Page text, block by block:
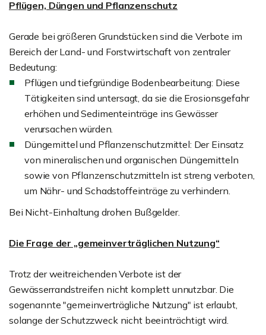
Pflügen, Düngen und Pflanzenschutz
Gerade bei größeren Grundstücken sind die Verbote im
Bereich der Land- und Forstwirtschaft von zentraler
Bedeutung:
Pflügen und tiefgründige Bodenbearbeitung: Diese
Tätigkeiten sind untersagt, da sie die Erosionsgefahr
erhöhen und Sedimenteinträge ins Gewässer
verursachen würden.
Düngemittel und Pflanzenschutzmittel: Der Einsatz
von mineralischen und organischen Düngemitteln
sowie von Pflanzenschutzmitteln ist streng verboten,
um Nähr- und Schadstoffeinträge zu verhindern.
Bei Nicht-Einhaltung drohen Bußgelder.
Die Frage der „gemeinverträglichen Nutzung“
Trotz der weitreichenden Verbote ist der
Gewässerrandstreifen nicht komplett unnutzbar. Die
sogenannte "gemeinverträgliche Nutzung" ist erlaubt,
solange der Schutzzweck nicht beeinträchtigt wird.